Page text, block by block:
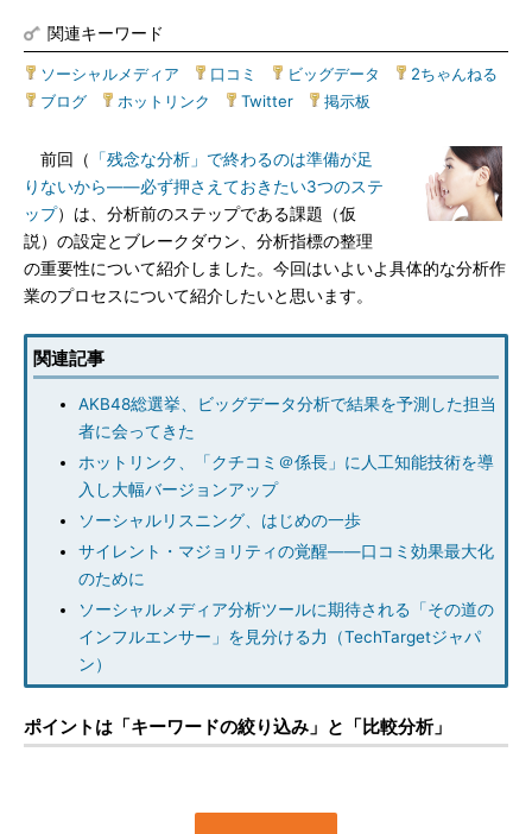
関連キーワード
ソーシャルメディア 口コミ ビッグデータ 2ちゃんねる
ブログ
ホットリンク Twitter 掲示板
前回（
「残念な分析」で終わるのは準備が足
りないから――必ず押さえておきたい3つのステ
ップ）は、分析前のステップである課題（仮
説）の設定とブレークダウン、分析指標の整理
の重要性について紹介しました。今回はいよいよ具体的な分析作
業のプロセスについて紹介したいと思います。
関連記事
AKB48総選挙、ビッグデータ分析で結果を予測した担当
者に会ってきた
ホットリンク、「クチコミ＠係長」に人工知能技術を導
入し大幅バージョンアップ
ソーシャルリスニング、はじめの一歩
サイレント・マジョリティの覚醒――口コミ効果最大化
のために
ソーシャルメディア分析ツールに期待される「その道の
インフルエンサー」を見分ける力（TechTargetジャパ
ン）
ポイントは「キーワードの絞り込み」と「比較分析」